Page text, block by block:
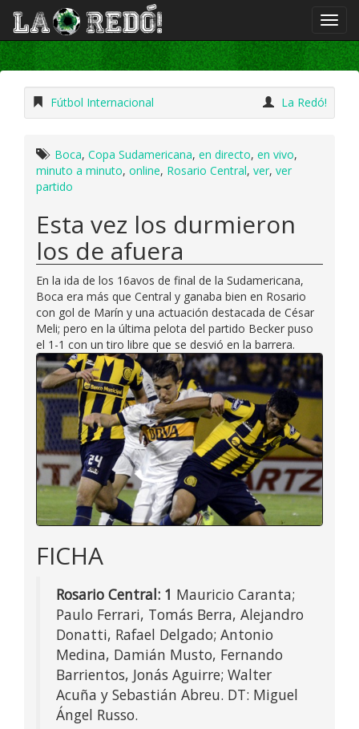
Fútbol Internacional La Redó!
Boca, Copa Sudamericana, en directo, en vivo,
minuto a minuto, online, Rosario Central, ver, ver
partido
Esta vez los durmieron
los de afuera
En la ida de los 16avos de final de la Sudamericana,
Boca era más que Central y ganaba bien en Rosario
con gol de Marín y una actuación destacada de César
Meli; pero en la última pelota del partido Becker puso
el 1-1 con un tiro libre que se desvió en la barrera.
FICHA
Rosario Central: 1 Mauricio Caranta;
Paulo Ferrari, Tomás Berra, Alejandro
Donatti, Rafael Delgado; Antonio
Medina, Damián Musto, Fernando
Barrientos, Jonás Aguirre; Walter
Acuña y Sebastián Abreu. DT: Miguel
Ángel Russo.